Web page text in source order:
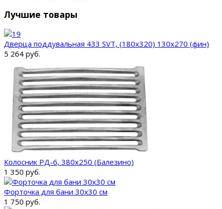
Лучшие товары
Дверца поддувальная 433 SVT, (180х320) 130х270 (фин)
5 264 руб.
Колосник РД-6, 380х250 (Балезино)
1 350 руб.
Форточка для бани 30x30 см
1 750 руб.